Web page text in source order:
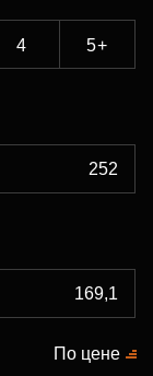
4 5+
По цене